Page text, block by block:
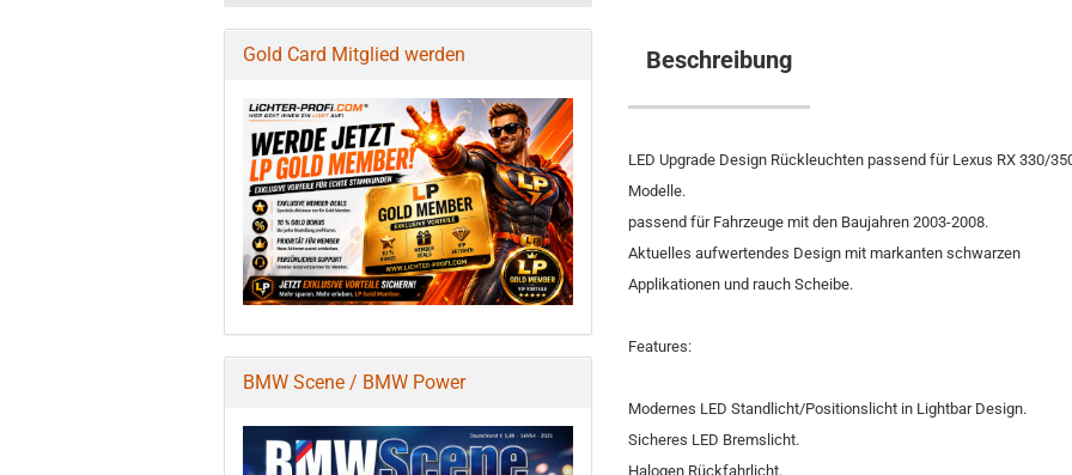
Beschreibung
LED Upgrade Design Rückleuchten passend für Lexus RX 330/
Modelle.
passend für Fahrzeuge mit den Baujahren 2003-2008.
Aktuelles aufwertendes Design mit markanten schwarzen
Applikationen und rauch Scheibe.
Features:
Modernes LED Standlicht/Positionslicht in Lightbar Design.
Sicheres LED Bremslicht.
Halogen Rückfahrlicht.
Gold Card Mitglied werden
BMW Scene / BMW Power